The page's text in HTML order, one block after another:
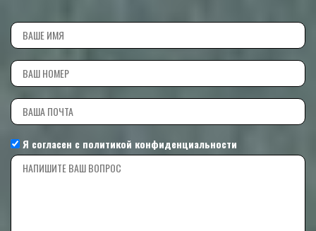
Я согласен с политикой конфиденциальности